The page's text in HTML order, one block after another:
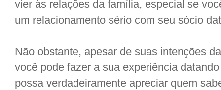
vier às relações da família, especial se
um relacionamento sério com seu sócio
Não obstante, apesar de suas intenções
você pode fazer a sua experiência
possa verdadeiramente apreciar quem